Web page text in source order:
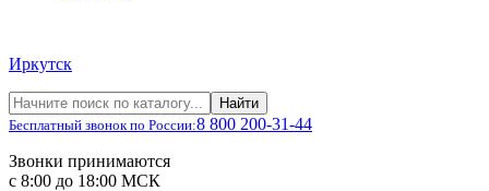
Иркутск
Найти
Бесплатный звонок по России:8 800 200-31-44
Звонки принимаются
с 8:00 до 18:00 МСК